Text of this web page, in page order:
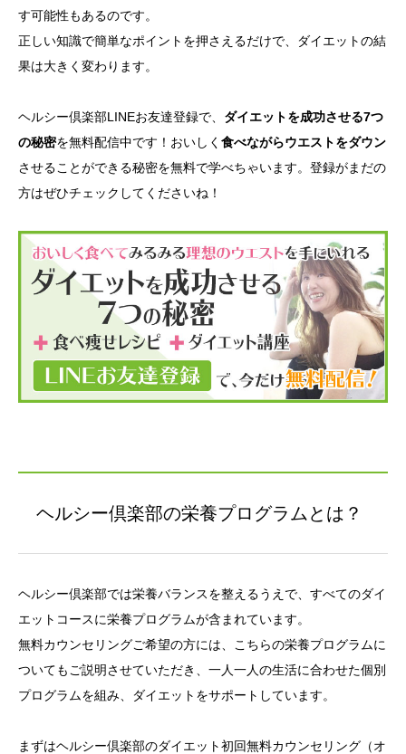
す可能性もあるのです。
正しい知識で簡単なポイントを押さえるだけで、ダイエットの結
果は大きく変わります。
ヘルシー倶楽部LINEお友達登録で、 ダイエットを成功させる7つ
の秘密を無料配信中です！おいしく 食べながらウエストをダウン
させることができる秘密を無料で学べちゃいます。登録がまだの
方はぜひチェックしてくださいね！
ヘルシー倶楽部の栄養プログラムとは？
ヘルシー倶楽部では栄養バランスを整えるうえで、すべてのダイ
エットコースに栄養プログラムが含まれています。
無料カウンセリングご希望の方には、こちらの栄養プログラムに
ついてもご説明させていただき、一人一人の生活に合わせた個別
プログラムを組み、ダイエットをサポートしています。
まずはヘルシー倶楽部のダイエット初回無料カウンセリング（オ